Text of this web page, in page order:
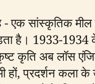
एक सांस्कृतिक मील
है। 1933-
कृति अब लॉस
प्रदर्शन कला के